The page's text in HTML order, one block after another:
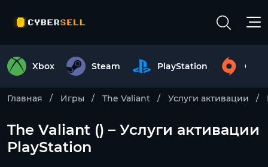
Xbox Steam PlayStation
Главная Игры The Valiant Услуги активации
The Valiant () – Услуги активации
PlayStation